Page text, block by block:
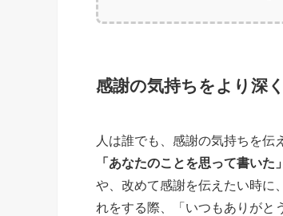
感謝の気持ちをより深
人は誰でも、感謝の気持ちを伝
「あなたのことを思って書いた
や、改めて感謝を伝えたい時に
れをする際、「いつもありがと